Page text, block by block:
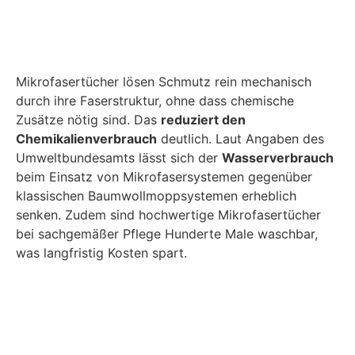
Mikrofasertücher lösen Schmutz rein mechanisch
durch ihre Faserstruktur, ohne dass chemische
Zusätze nötig sind. Das reduziert den
Chemikalienverbrauch deutlich. Laut Angaben des
Umweltbundesamts lässt sich der Wasserverbrauch
beim Einsatz von Mikrofasersystemen gegenüber
klassischen Baumwollmoppsystemen erheblich
senken. Zudem sind hochwertige Mikrofasertücher
bei sachgemäßer Pflege Hunderte Male waschbar,
was langfristig Kosten spart.